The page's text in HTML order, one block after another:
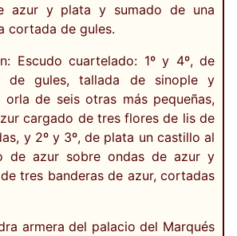
azur y plata y sumado de una
cortada de gules.
Escudo cuartelado: 1º y 4º, de
de gules, tallada de sinople y
orla de seis otras más pequeñas,
cargado de tres flores de lis de
y 2º y 3º, de plata un castillo al
de azur sobre ondas de azur y
tres banderas de azur, cortadas
armera del palacio del Marqués